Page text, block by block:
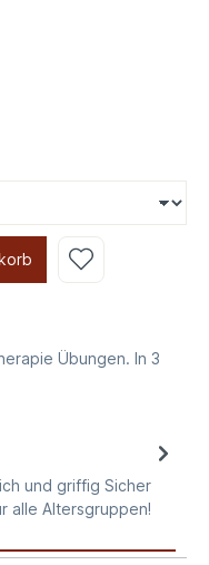
Übungen. In 3
und griffig Sicher
alle Altersgruppen!